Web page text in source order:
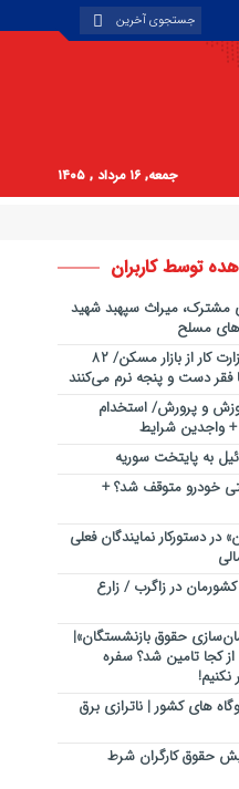
جمعه, ۱۶ مرداد , ۱۴۰۵
توسط کاربران
مشترک، میراث سپهبد شهید
مسلح
آمار تکان دهنده وزارت کار از بازار مسکن/ ۸۲
فقر دست و پنجه نرم می‌کنند
و پرورش/ استخدام
واجدین شرایط
به پایتخت سوریه
خودرو متوقف شد؟ +
در دستورکار نمایندگان فعلی
کشورمان در زاگرب / زارع
حقوق بازنشستگان»|
از کجا تامین شد؟ سفره
نکنیم!
های کشور | ناترازی برق
حقوق کارگران شرط